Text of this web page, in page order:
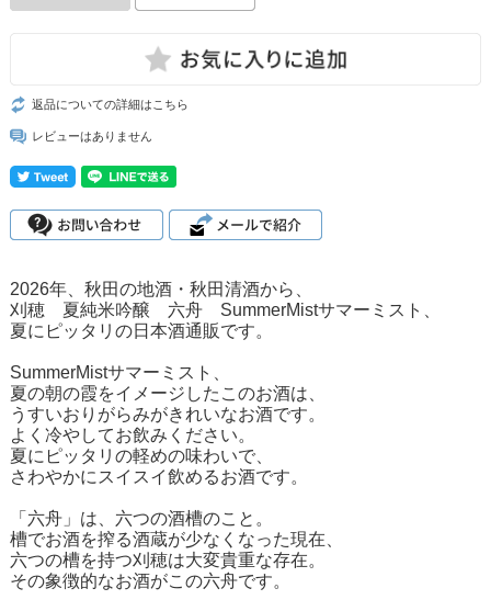
返品についての詳細はこちら
レビューはありません
2026年、秋田の地酒・秋田清酒から、
刈穂 夏純米吟醸 六舟 SummerMistサマーミスト、
夏にピッタリの日本酒通販です。
SummerMistサマーミスト、
夏の朝の霞をイメージしたこのお酒は、
うすいおりがらみがきれいなお酒です。
よく冷やしてお飲みください。
夏にピッタリの軽めの味わいで、
さわやかにスイスイ飲めるお酒です。
「六舟」は、六つの酒槽のこと。
槽でお酒を搾る酒蔵が少なくなった現在、
六つの槽を持つ刈穂は大変貴重な存在。
その象徴的なお酒がこの六舟です。